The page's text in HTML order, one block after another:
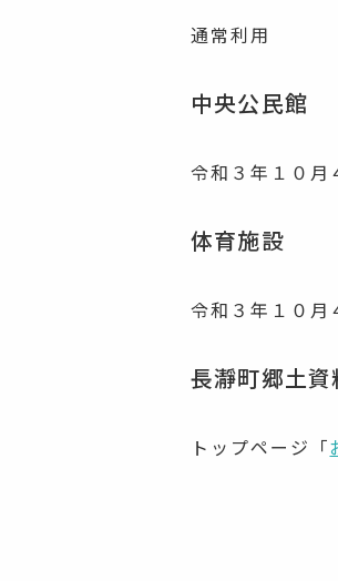
通常利用
中央公民館
令和３年１０月
体育施設
令和３年１０月
長瀞町郷土資
トップページ「